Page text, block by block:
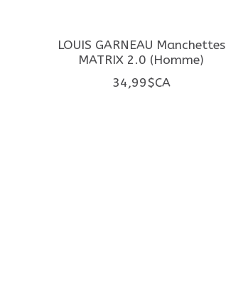
LOUIS GARNEAU Manchettes
MATRIX 2.0 (Homme)
34,99$CA